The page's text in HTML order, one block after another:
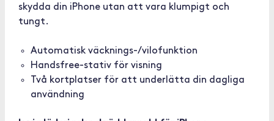
skydda din iPhone utan att vara klumpigt och
tungt.
Automatisk väcknings-/vilofunktion
Handsfree-stativ för visning
Två kortplatser för att underlätta din dagliga
användning